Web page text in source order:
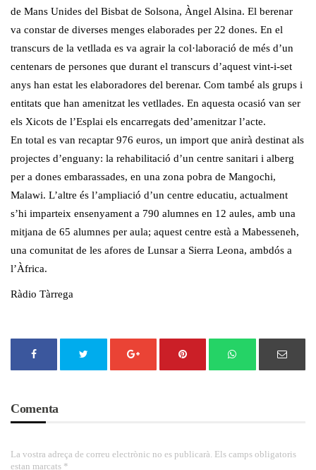
de Mans Unides del Bisbat de Solsona, Àngel Alsina. El berenar
va constar de diverses menges elaborades per 22 dones. En el
transcurs de la vetllada es va agrair la col·laboració de més d’un
centenars de persones que durant el transcurs d’aquest vint-i-set
anys han estat les elaboradores del berenar. Com també als grups i
entitats que han amenitzat les vetllades. En aquesta ocasió van ser
els Xicots de l’Esplai els encarregats ded’amenitzar l’acte.
En total es van recaptar 976 euros, un import que anirà destinat als
projectes d’enguany: la rehabilitació d’un centre sanitari i alberg
per a dones embarassades, en una zona pobra de Mangochi,
Malawi. L’altre és l’ampliació d’un centre educatiu, actualment
s’hi imparteix ensenyament a 790 alumnes en 12 aules, amb una
mitjana de 65 alumnes per aula; aquest centre està a Mabesseneh,
una comunitat de les afores de Lunsar a Sierra Leona, ambdós a
l’Àfrica.
Ràdio Tàrrega
Comenta
La vostra adreça de correu electrònic no es publicarà. Els camps obligatoris
estan marcats *